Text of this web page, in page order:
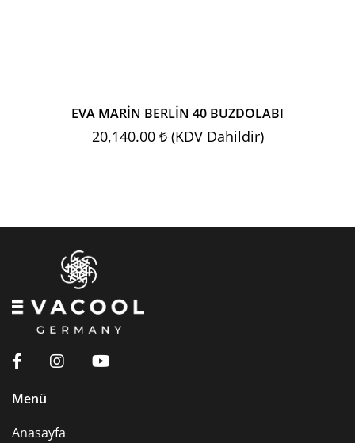
EVA MARİN BERLİN 40 BUZDOLABI
20,140.00 ₺ (KDV Dahildir)
Menü
Anasayfa